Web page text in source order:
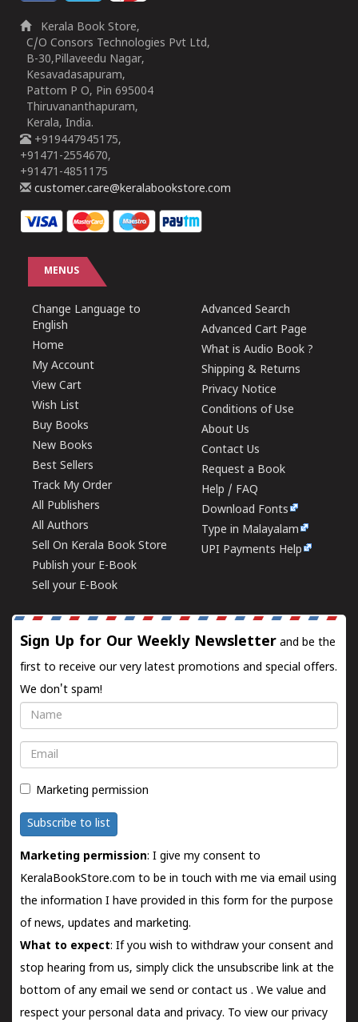
Kerala Book Store,
C/O Consors Technologies Pvt Ltd,
B-30,Pillaveedu Nagar,
Kesavadasapuram,
Pattom P O, Pin 695004
Thiruvananthapuram,
Kerala, India.
+919447945175,
+91471-2554670,
+91471-4851175
customer.care@keralabookstore.com
MENUS
Change Language to
English
Home
My Account
View Cart
Wish List
Buy Books
New Books
Best Sellers
Track My Order
All Publishers
All Authors
Sell On Kerala Book Store
Publish your E-Book
Sell your E-Book
Advanced Search
Advanced Cart Page
What is Audio Book ?
Shipping & Returns
Privacy Notice
Conditions of Use
About Us
Contact Us
Request a Book
Help / FAQ
Download Fonts
Type in Malayalam
UPI Payments Help
Sign Up for Our Weekly Newsletter and be the
first to receive our very latest promotions and special offers.
We don't spam!
Name
Email
Marketing permission
Subscribe to list
Marketing permission: I give my consent to
KeralaBookStore.com to be in touch with me via email using
the information I have provided in this form for the purpose
of news, updates and marketing.
What to expect: If you wish to withdraw your consent and
stop hearing from us, simply click the unsubscribe link at the
bottom of any email we send orcontact us . We value and
respect your personal data and privacy. To view our privacy